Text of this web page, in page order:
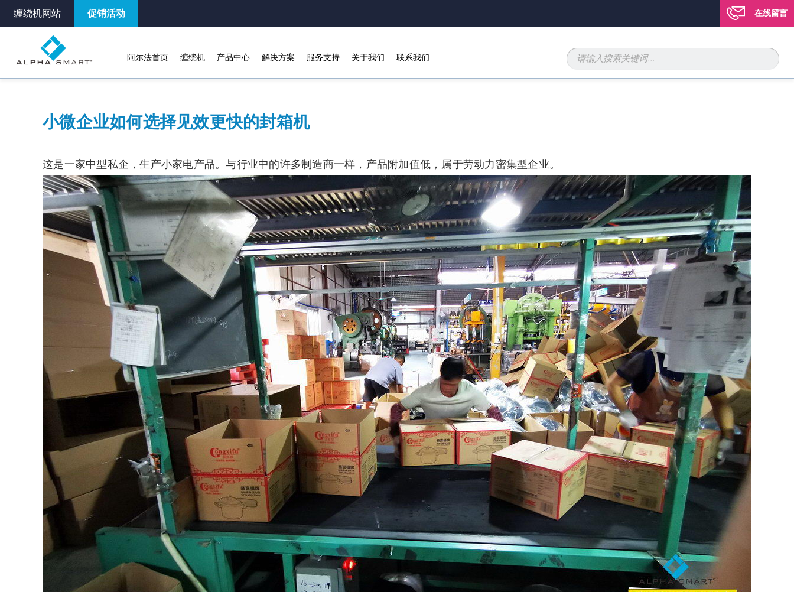
缠绕机网站 促销活动 在线留言
阿尔法首页 缠绕机 产品中心 解决方案 服务支持 关于我们 联系我们
小微企业如何选择见效更快的封箱机
这是一家中型私企，生产小家电产品。与行业中的许多制造商一样，产品附加值低，属于劳动力密集型企业。